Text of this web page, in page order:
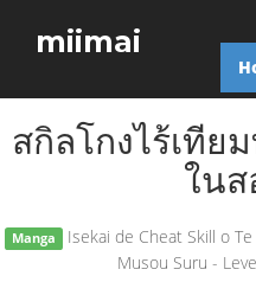
miimai
สกิลโกงไร้เทีย
ในส
Manga
Isekai de Cheat Skill o
Musou Suru -